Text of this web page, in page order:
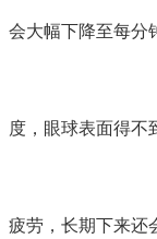
会大幅下降至每分
度，眼球表面得不
疲劳，长期下来还